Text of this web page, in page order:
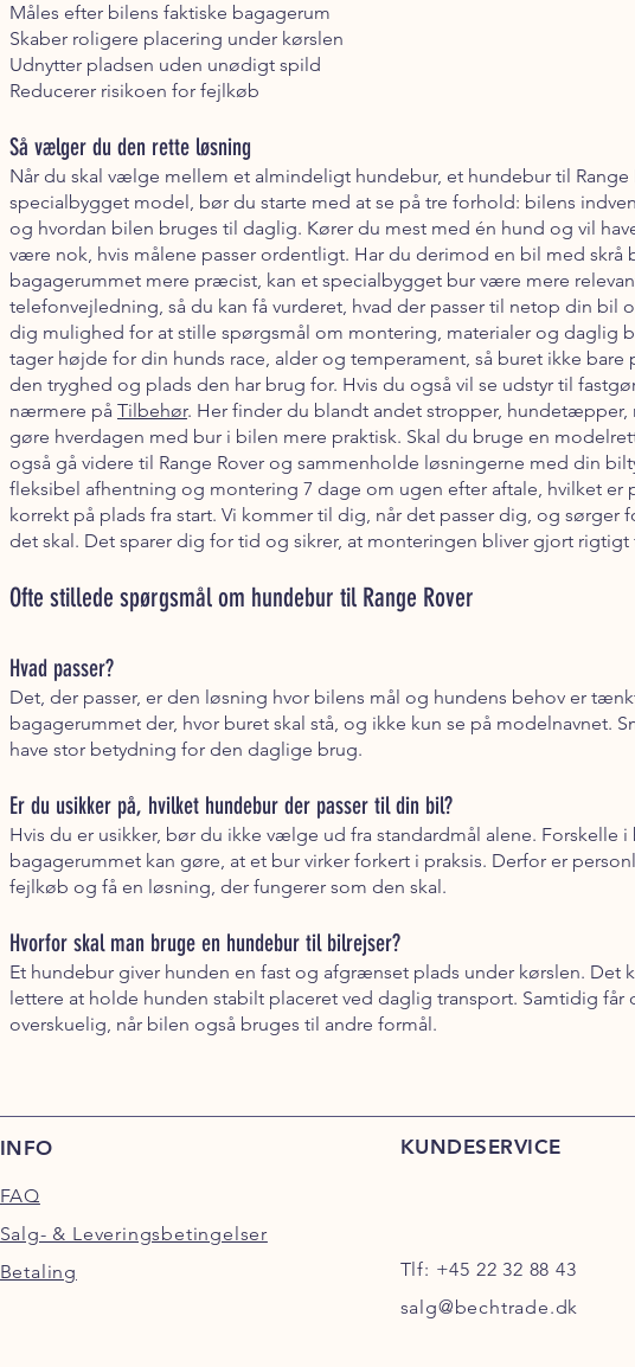
Måles efter bilens faktiske bagagerum
Skaber roligere placering under kørslen
Udnytter pladsen uden unødigt spild
Reducerer risikoen for fejlkøb
Så vælger du den rette løsning
Når du skal vælge mellem et almindeligt hundebur, et hundebur til Range
specialbygget model, bør du starte med at se på tre forhold: bilens
og hvordan bilen bruges til daglig. Kører du mest med én hund og vil
være nok, hvis målene passer ordentligt. Har du derimod en bil med skrå
bagagerummet mere præcist, kan et specialbygget bur være mere
telefonvejledning, så du kan få vurderet, hvad der passer til netop din bil
dig mulighed for at stille spørgsmål om montering, materialer og daglig
tager højde for din hunds race, alder og temperament, så buret ikke bare
den tryghed og plads den har brug for. Hvis du også vil se udstyr til
nærmere på Tilbehør. Her finder du blandt andet stropper, hundetæpper,
gøre hverdagen med bur i bilen mere praktisk. Skal du bruge en
også gå videre til Range Rover og sammenholde løsningerne med din
fleksibel afhentning og montering 7 dage om ugen efter aftale, hvilket er
korrekt på plads fra start. Vi kommer til dig, når det passer dig, og sørger
det skal. Det sparer dig for tid og sikrer, at monteringen bliver gjort rigtigt
Ofte stillede spørgsmål om hundebur til Range Rover
Hvad passer?
Det, der passer, er den løsning hvor bilens mål og hundens behov er
bagagerummet der, hvor buret skal stå, og ikke kun se på modelnavnet.
have stor betydning for den daglige brug.
Er du usikker på, hvilket hundebur der passer til din bil?
Hvis du er usikker, bør du ikke vælge ud fra standardmål alene. Forskelle
bagagerummet kan gøre, at et bur virker forkert i praksis. Derfor er
fejlkøb og få en løsning, der fungerer som den skal.
Hvorfor skal man bruge en hundebur til bilrejser?
Et hundebur giver hunden en fast og afgrænset plads under kørslen. Det
lettere at holde hunden stabilt placeret ved daglig transport. Samtidig får
overskuelig, når bilen også bruges til andre formål.
INFO
FAQ
Salg- & Leveringsbetingelser
Betaling
KUNDESERVICE
Tlf: +45 22 32 88 43
salg@bechtrade.dk